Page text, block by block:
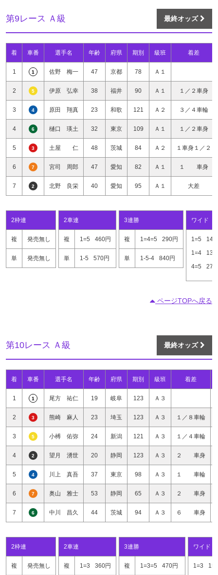
第9レース Ａ級 最終オッズ
着 車番 選手名 年齢 府県 期別 級班 着差
1 1 佐野 梅一 47 京都 78 Ａ１
2 5 伊原 弘幸 38 福井 90 Ａ１ １／２車身
3 4 原田 翔真 23 和歌 121 Ａ２ ３／４車輪
4 6 樋口 瑛土 32 東京 109 Ａ１ １／２車身
5 3 土屋 仁 48 茨城 84 Ａ２ １車身１／２
6 7 宮司 周郎 47 愛知 82 Ａ１ １ 車身
7 2 北野 良栄 40 愛知 95 Ａ１ 大差
2枠連
複 発売無し
単 発売無し
2車連
複 1=5 460円
単 1-5 570円
3連勝
複 1=4=5 290円
単 1-5-4 840円
ワイド
1=5
140
1=4
130
4=5
270
ページTOPへ戻る
第10レース Ａ級 最終オッズ
着 車番 選手名 年齢 府県 期別 級班 着差
1 1 尾方 祐仁 19 岐阜 123 Ａ３
2 3 熊崎 麻人 23 埼玉 123 Ａ３ １／８車輪
3 5 小榑 佑弥 24 新潟 121 Ａ３ １／４車輪
4 2 望月 湧世 20 静岡 123 Ａ３ ２ 車身
5 4 川上 真吾 37 東京 98 Ａ３ １ 車輪
6 7 奥山 雅士 53 静岡 65 Ａ３ ２ 車身
7 6 中川 昌久 44 茨城 94 Ａ３ ６ 車身
2枠連
複 発売無し
2車連
複 1=3 360円
3連勝
複 1=3=5 470円
ワイド
1=3